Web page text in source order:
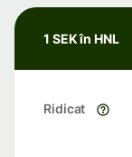
1 SEK în HNL
Ridicat